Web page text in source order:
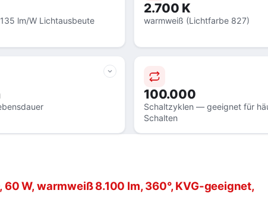
lm/W Lichtausbeute
2.700 K
warmweiß (Lichtfarbe 827)
100.000
Schaltzyklen — geeignet für
Schalten
W, warmweiß 8.100 lm, 360°, KVG-geeignet,